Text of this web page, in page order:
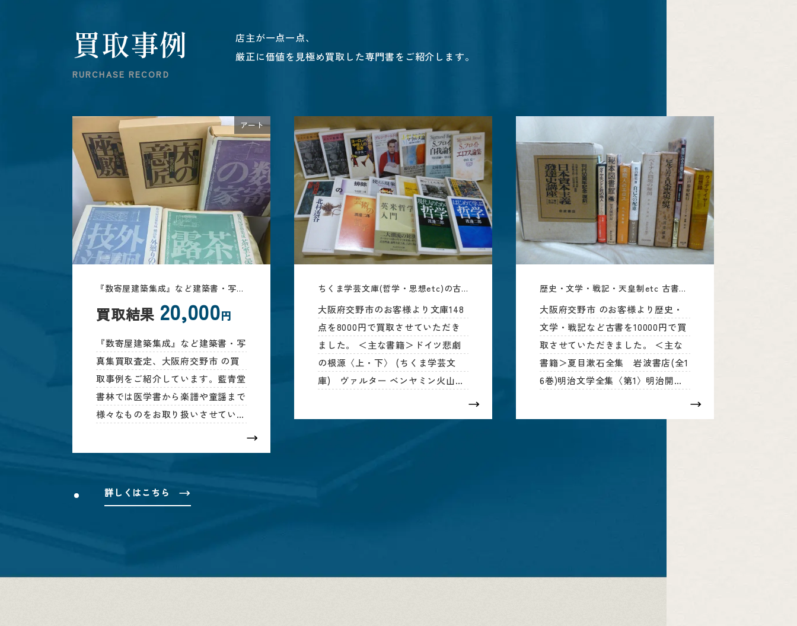
買取事例
RURCHASE RECORD
店主が一点一点、
厳正に価値を見極め買取した専門書をご紹介します。
アート
『数寄屋建築集成』など建築書・写真集買取査定、大阪府交野市
買取結果 20,000円
『数寄屋建築集成』など建築書・写
真集買取査定、大阪府交野市 の買
取事例をご紹介しています。藍青堂
書林では医学書から楽譜や童謡まで
様々なものをお取り扱いさせていた
ちくま学芸文庫(哲学・思想etc)の古本出張買取 、大阪府交野市
大阪府交野市のお客様より文庫148
点を8000円で買取させていただき
ました。 ＜主な書籍＞ドイツ悲劇
の根源〈上・下〉 (ちくま学芸文
庫) ヴァルター ベンヤミン火山列
歴史・文学・戦記・天皇制etc 古書出張買取、大阪府交野市
大阪府交野市 のお客様より歴史・
文学・戦記など古書を10000円で買
取させていただきました。 ＜主な
書籍＞夏目漱石全集 岩波書店(全1
6巻)明治文学全集〈第1〉明治開化
詳しくはこちら